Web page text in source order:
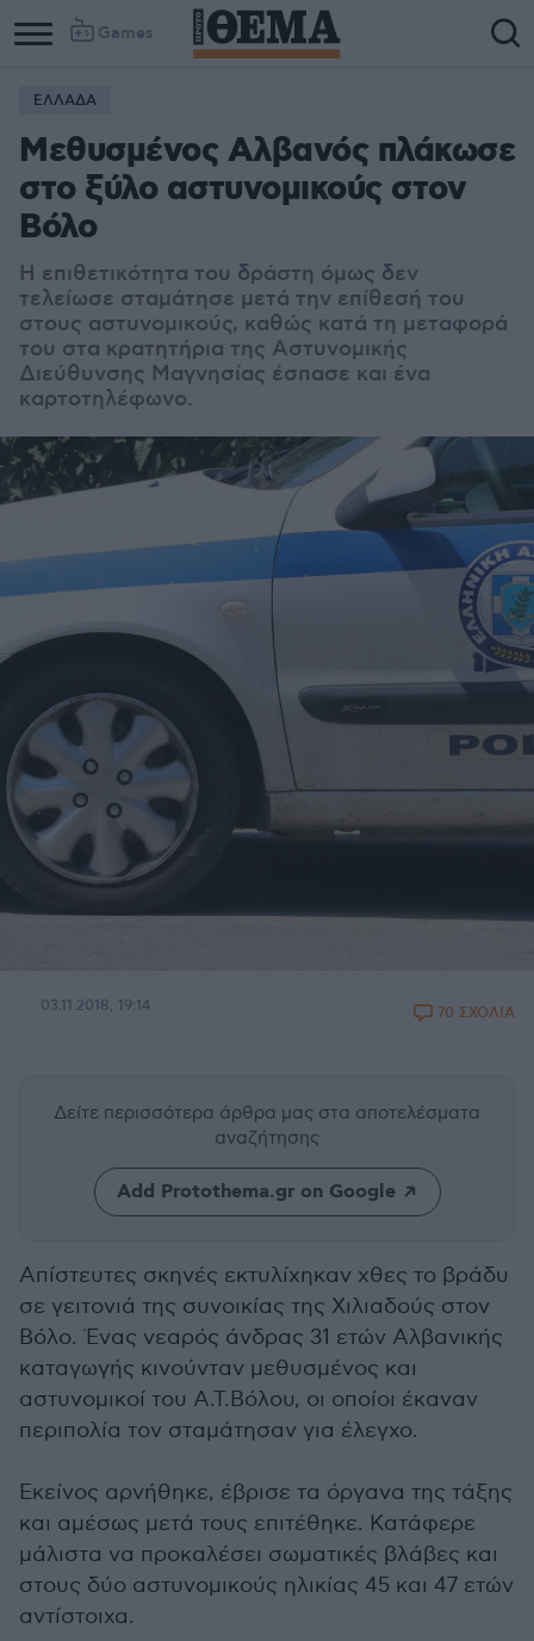
Games
ΕΛΛΑΔΑ
Μεθυσμένος Αλβανός πλάκωσε
στο ξύλο αστυνομικούς στον
Βόλο
Η επιθετικότητα του δράστη όμως δεν
τελείωσε σταμάτησε μετά την επίθεσή του
στους αστυνομικούς, καθώς κατά τη μεταφορά
του στα κρατητήρια της Αστυνομικής
Διεύθυνσης Μαγνησίας έσπασε και ένα
καρτοτηλέφωνο.
03.11.2018, 19:14 70 ΣΧΟΛΙΑ
Δείτε περισσότερα άρθρα μας στα αποτελέσματα
αναζήτησης
Add Protothema.gr on Google
Απίστευτες σκηνές εκτυλίχηκαν χθες το βράδυ
σε γειτονιά της συνοικίας της Χιλιαδούς στον
Βόλο. Ένας νεαρός άνδρας 31 ετών Αλβανικής
καταγωγής κινούνταν μεθυσμένος και
αστυνομικοί του Α.Τ.Βόλου, οι οποίοι έκαναν
περιπολία τον σταμάτησαν για έλεγχο.
Εκείνος αρνήθηκε, έβρισε τα όργανα της τάξης
και αμέσως μετά τους επιτέθηκε. Κατάφερε
μάλιστα να προκαλέσει σωματικές βλάβες και
στους δύο αστυνομικούς ηλικίας 45 και 47 ετών
αντίστοιχα.